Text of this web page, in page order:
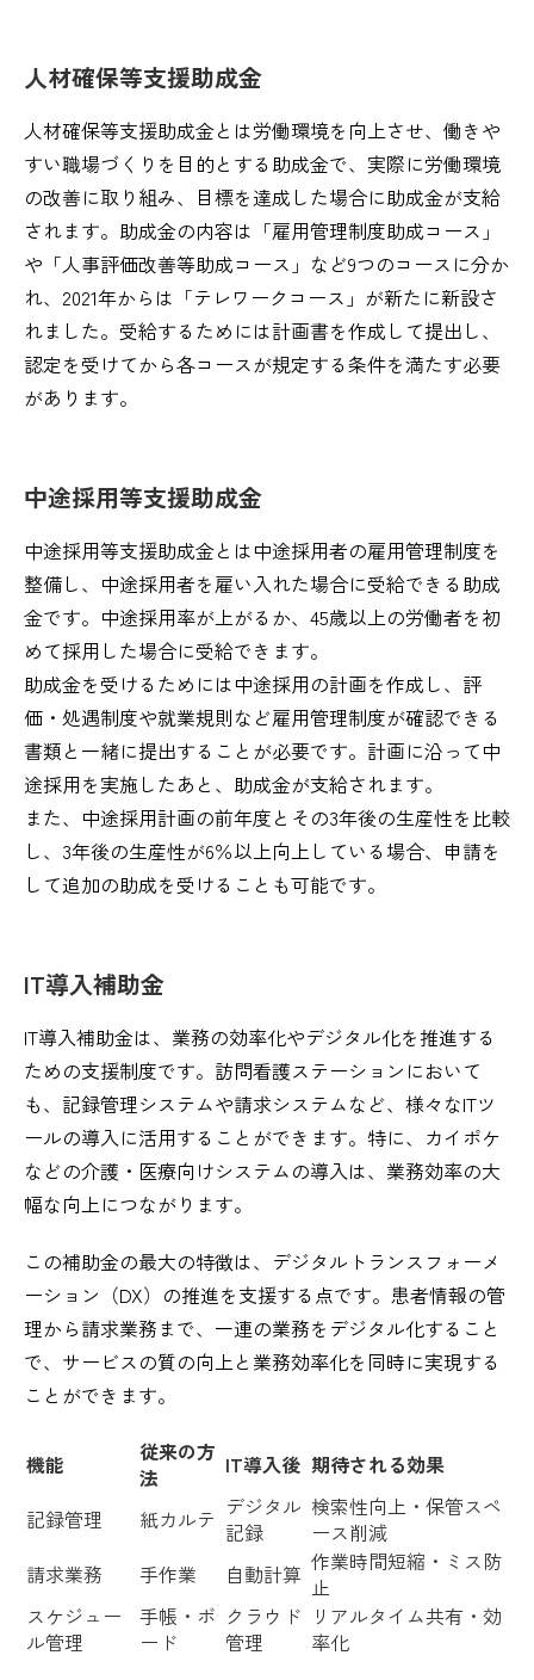
人材確保等支援助成金
人材確保等支援助成金とは労働環境を向上させ、働きや
すい職場づくりを目的とする助成金で、実際に労働環境
の改善に取り組み、目標を達成した場合に助成金が支給
されます。助成金の内容は「雇用管理制度助成コース」
や「人事評価改善等助成コース」など9つのコースに分か
れ、2021年からは「テレワークコース」が新たに新設さ
れました。受給するためには計画書を作成して提出し、
認定を受けてから各コースが規定する条件を満たす必要
があります。
中途採用等支援助成金
中途採用等支援助成金とは中途採用者の雇用管理制度を
整備し、中途採用者を雇い入れた場合に受給できる助成
金です。中途採用率が上がるか、45歳以上の労働者を初
めて採用した場合に受給できます。
助成金を受けるためには中途採用の計画を作成し、評
価・処遇制度や就業規則など雇用管理制度が確認できる
書類と一緒に提出することが必要です。計画に沿って中
途採用を実施したあと、助成金が支給されます。
また、中途採用計画の前年度とその3年後の生産性を比較
し、3年後の生産性が6％以上向上している場合、申請を
して追加の助成を受けることも可能です。
IT導入補助金
IT導入補助金は、業務の効率化やデジタル化を推進する
ための支援制度です。訪問看護ステーションにおいて
も、記録管理システムや請求システムなど、様々なITツ
ールの導入に活用することができます。特に、カイポケ
などの介護・医療向けシステムの導入は、業務効率の大
幅な向上につながります。
この補助金の最大の特徴は、デジタルトランスフォーメ
ーション（DX）の推進を支援する点です。患者情報の管
理から請求業務まで、一連の業務をデジタル化すること
で、サービスの質の向上と業務効率化を同時に実現する
ことができます。
機能
従来の方
法
IT導入後 期待される効果
記録管理
紙カルテ デジタル
記録
検索性向上・保管スペ
ース削減
請求業務
手作業 自動計算 作業時間短縮・ミス防
止
スケジュー
ル管理
手帳・ボ
ード
クラウド
管理
リアルタイム共有・効
率化